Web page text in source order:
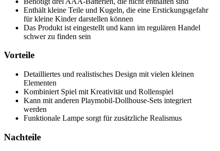
Enthält kleine Teile und Kugeln, die eine Erstickungsgefahr
für kleine Kinder darstellen können
Das Produkt ist eingestellt und kann im regulären Handel
schwer zu finden sein
Vorteile
Detailliertes und realistisches Design mit vielen kleinen
Elementen
Kombiniert Spiel mit Kreativität und Rollenspiel
Kann mit anderen Playmobil-Dollhouse-Sets integriert
werden
Funktionale Lampe sorgt für zusätzliche Realismus
Nachteile